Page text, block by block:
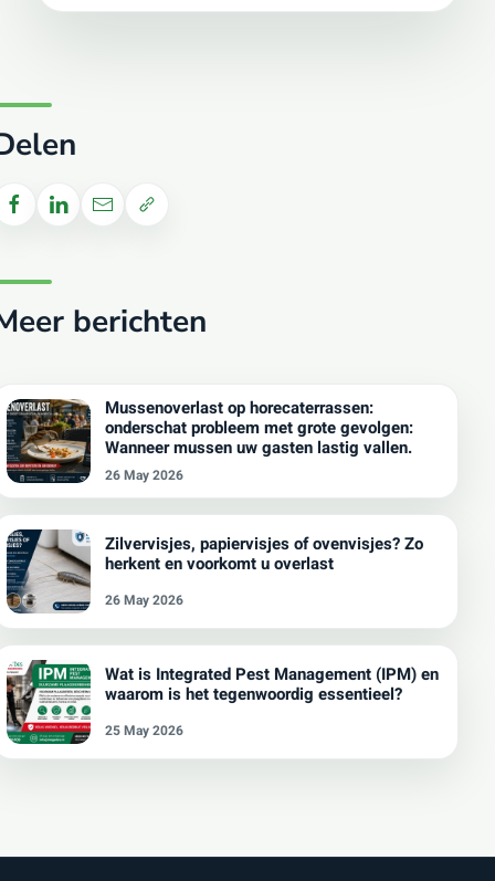
berichten
Mussenoverlast op horecaterrassen:
onderschat probleem met grote gevolgen:
Wanneer mussen uw gasten lastig vallen.
26 May 2026
Zilvervisjes, papiervisjes of ovenvisjes? Zo
herkent en voorkomt u overlast
26 May 2026
Wat is Integrated Pest Management (IPM) en
waarom is het tegenwoordig essentieel?
25 May 2026